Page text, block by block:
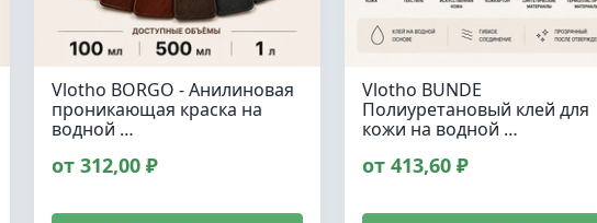
Vlotho BORGO - Анилиновая
проникающая краска на
водной …
от 312,00 ₽
Vlotho BUNDE
Полиуретановый клей для
кожи на водной …
от 413,60 ₽